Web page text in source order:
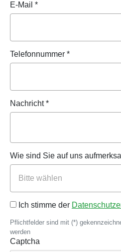
E-Mail *
Telefonnummer *
Nachricht *
Wie sind Sie auf uns
Ich stimme der
Pflichtfelder sind mit (*)
werden
Captcha